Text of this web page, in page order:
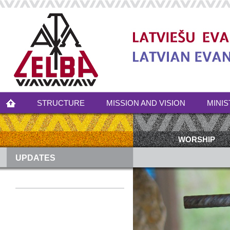
STRUCTURE MISSION AND VISION
WORSHIP
UPDATES